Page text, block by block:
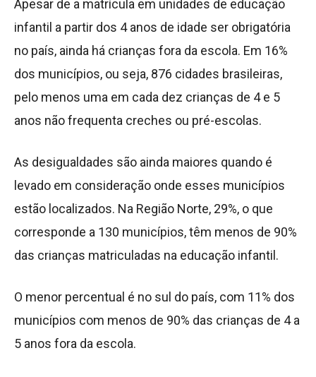
Apesar de a matrícula em unidades de educação
infantil a partir dos 4 anos de idade ser obrigatória
no país, ainda há crianças fora da escola. Em 16%
dos municípios, ou seja, 876 cidades brasileiras,
pelo menos uma em cada dez crianças de 4 e 5
anos não frequenta creches ou pré-escolas.
As desigualdades são ainda maiores quando é
levado em consideração onde esses municípios
estão localizados. Na Região Norte, 29%, o que
corresponde a 130 municípios, têm menos de 90%
das crianças matriculadas na educação infantil.
O menor percentual é no sul do país, com 11% dos
municípios com menos de 90% das crianças de 4 a
5 anos fora da escola.